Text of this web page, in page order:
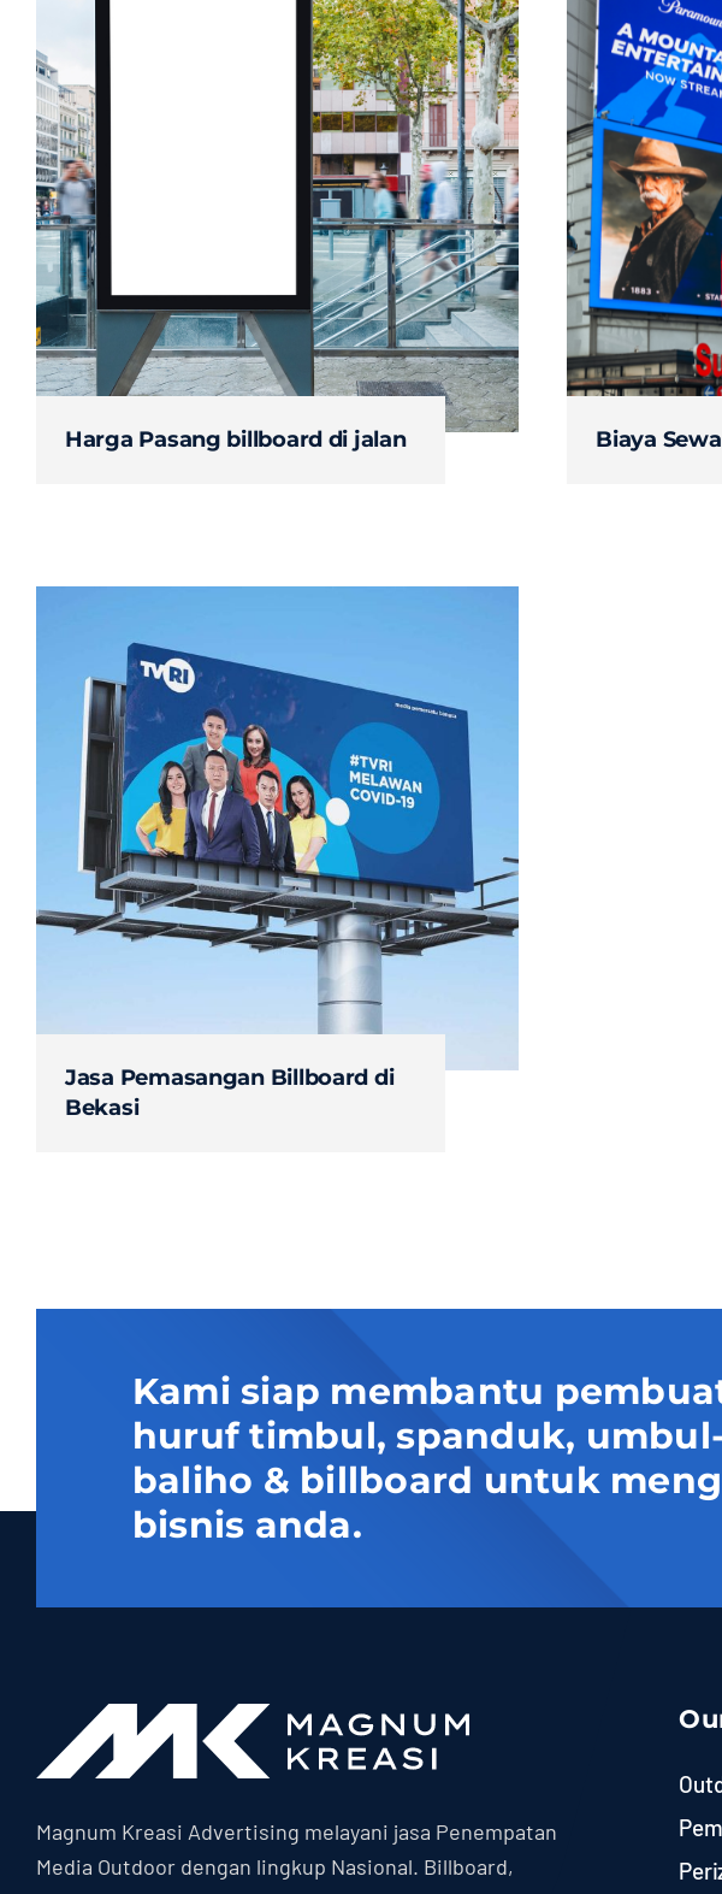
Harga Pasang billboard di jalan Biaya
Jasa Pemasangan Billboard di
Bekasi
Kami siap membantu
huruf timbul, spanduk,
baliho & billboard untuk
bisnis anda.
Magnum Kreasi Advertising melayani jasa Penempatan
Media Outdoor dengan lingkup Nasional. Billboard,